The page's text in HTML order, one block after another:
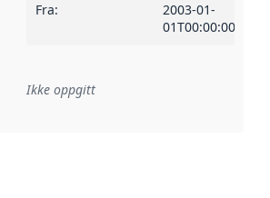
Fra:
2003-01-
01T00:00:00Z
Referanse til en implementasjonsregel
Ikke oppgitt